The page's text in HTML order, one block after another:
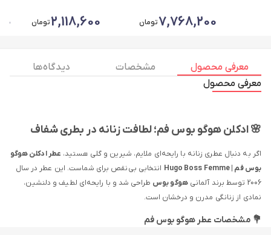
7,768,200تومان 2,118,600تومان
معرفی محصول مشخصات
دیدگاه ها
معرفی محصول
🌸ادکلن هوگو بوس فم؛لطافت زنانه در بطری شفاف
اگر به دنبال عطری زنانه با رایحه‌ای ملایم، شیرین و گلی هستید، عطر ادکلن هوگو
بوس فم | Hugo Boss Femme
انتخابی بی‌نقص برای شماست. این عطر در سال
2006 توسط برند آلمانی
هوگو بوس طراحی شد و با رایحه‌ای لطیف و دلنشین،
نمادی از زنانگی مدرن و درخشان است.
💐 مشخصات عطر هوگو بوس فم